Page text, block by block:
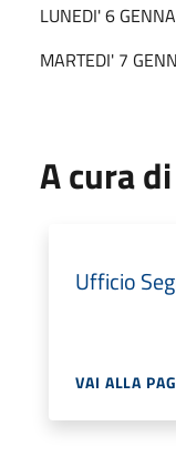
LUNEDI' 6
MARTEDI' 7
A cura di
Ufficio
VAI ALLA